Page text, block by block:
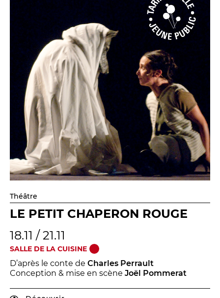
Théâtre
LE PETIT CHAPERON ROUGE
18.11 / 21.11
SALLE DE LA CUISINE
D’après le conte de Charles Perrault
Conception & mise en scène Joël Pommerat